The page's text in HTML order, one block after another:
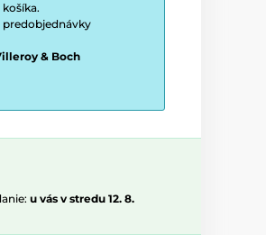
predobjednávky
& Boch
u vás v stredu 12. 8.